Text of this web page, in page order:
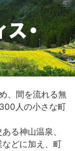
、間を流れる無
人の小さな町
る神山温泉、
どに加え、町